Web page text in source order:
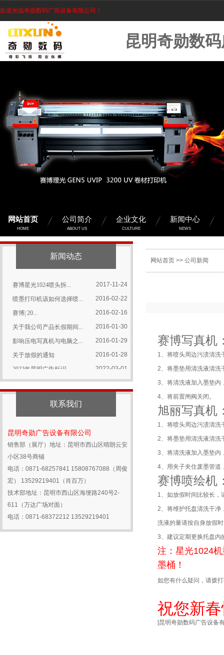
欢迎光临奇勋数码广告设备有限公司！
昆明奇勋数
网站首页
HOME
公司简介
ABOUT US
企业文化
CULTURE
新闻中心
NEWS
新闻动态
2022年昆明广告标识... 2022-03-01
2017-11-24
写真机特殊故障的解决方...
赛博星光1024喷头拆... 2017-11-24
喷墨打印机该如何选择喷... 2016-02-22
赛博| 20... 2016-02-16
关于我公司产品长假期间... 2016-01-30
影响压电写真机与电脑之... 2016-01-29
关于放假的通知 2016-01-28
2022年昆明广告标识... 2022-03-01
喷头保养所有要点集合 2017-11-24
写真机特殊故障的解决方... 2017-11-24
关于星光1024喷头，...
喷墨打印机该如何选择喷...
赛博| 20... 2016-02-16
影响压电写真机与电脑之...
关于放假的通知 2016-01-28
联系我们
昆明奇勋广告设备有限公司
销售部（展厅）地址：昆明市西山区晴朗云安
小区38号商铺
电话：0871-68257841 15808767088（周俊
宏） 13529219401（肖百万）
技术部地址：昆明市西山区海埂路240号2-
611（万达广场对面）
电话：0871-68372212 13529219401
网站首页 >> 公司新闻
赛博写真机
1、将喷头周边污渍清洗
2、将墨垫用清洗液清洗
3、将清洗液加入墨垫内
4、将前置闸阀关闭。
旭丽写真机
1、将喷头周边污渍清洗
2、将墨垫用清洗液清洗
3、将清洗液加入墨垫内
4、用夹子夹住废墨管道
赛博喷绘机
1、如放假时间比较长，
2、将维护托盘清洗干净
洗液的量请按自身放假
3、建议定期更换托盘内
注：星光1024
墨桶！
如您有什么疑问，请拨
祝您新
[昆明奇勋数码广告设备